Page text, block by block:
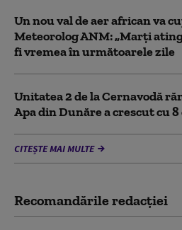
Un nou val de aer african va
Meteorolog ANM: „Marți
fi vremea în următoarele zile
Unitatea 2 de la Cernavodă
Apa din Dunăre a crescut cu
CITEȘTE MAI MULTE
Recomandările redacţiei